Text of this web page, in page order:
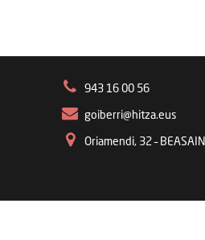
943 16 00 56
goiberri@hitza.eus
Oriamendi, 32 – BEASAIN